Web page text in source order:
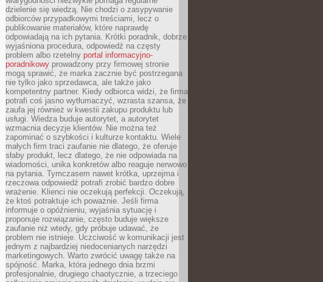
dzielenie się wiedzą. Nie chodzi o zasypywanie
odbiorców przypadkowymi treściami, lecz o
publikowanie materiałów, które naprawdę
odpowiadają na ich pytania. Krótki poradnik, dobrze
wyjaśniona procedura, odpowiedź na częsty
problem albo rzetelny portal informacyjno-
poradnikowy prowadzony przy firmowej stronie
mogą sprawić, że marka zacznie być postrzegana
nie tylko jako sprzedawca, ale także jako
kompetentny partner. Kiedy odbiorca widzi, że firma
potrafi coś jasno wytłumaczyć, wzrasta szansa, że
zaufa jej również w kwestii zakupu produktu lub
usługi. Wiedza buduje autorytet, a autorytet
wzmacnia decyzje klientów. Nie można też
zapominać o szybkości i kulturze kontaktu. Wiele
małych firm traci zaufanie nie dlatego, że oferuje
słaby produkt, lecz dlatego, że nie odpowiada na
wiadomości, unika konkretów albo reaguje nerwowo
na pytania. Tymczasem nawet krótka, uprzejma i
rzeczowa odpowiedź potrafi zrobić bardzo dobre
wrażenie. Klienci nie oczekują perfekcji. Oczekują,
że ktoś potraktuje ich poważnie. Jeśli firma
informuje o opóźnieniu, wyjaśnia sytuację i
proponuje rozwiązanie, często buduje większe
zaufanie niż wtedy, gdy próbuje udawać, że
problem nie istnieje. Uczciwość w komunikacji jest
jednym z najbardziej niedocenianych narzędzi
marketingowych. Warto zwrócić uwagę także na
spójność. Marka, która jednego dnia brzmi
profesjonalnie, drugiego chaotycznie, a trzeciego